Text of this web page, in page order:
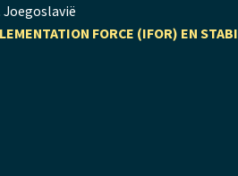
Joegoslavië
FORCE (IFOR) EN